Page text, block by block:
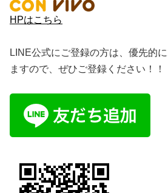
HPはこちら
LINE公式にご登録の方は、優先的
ますので、ぜひご登録ください！！